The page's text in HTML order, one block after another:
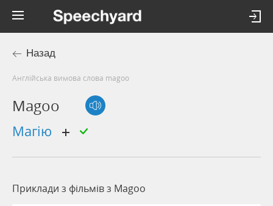
Назад
Англійська вимова слова magoo
Magoo
магію
Приклади з фільмів з Magoo